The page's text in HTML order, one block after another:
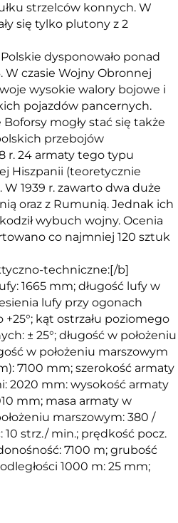
strzelców konnych. W
się tylko plutony z 2
dysponowało ponad
W czasie Wojny Obronnej
wysokie walory bojowe i
pojazdów pancernych.
mogły stać się także
przebojów
r. 24 armaty tego typu
Hiszpanii (teoretycznie
1939 r. zawarto dwa duże
oraz z Rumunią. Jednak ich
wybuch wojny. Ocenia
co najmniej 120 sztuk
techniczne:[/b]
1665 mm; długość lufy w
lufy przy ogonach
kąt ostrzału poziomego
± 25°; długość w położeniu
w położeniu marszowym
7100 mm; szerokość armaty
2020 mm: wysokość armaty
mm; masa armaty w
marszowym: 380 /
strz./ min.; prędkość pocz.
7100 m; grubość
1000 m: 25 mm;